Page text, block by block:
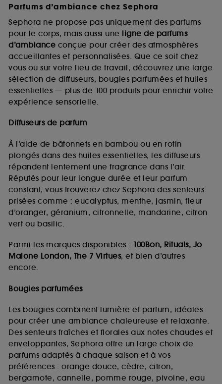
Parfums d’ambiance chez Sephora
Sephora ne propose pas uniquement des parfums
pour le corps, mais aussi une ligne de parfums
d’ambiance conçue pour créer des atmosphères
accueillantes et personnalisées. Que ce soit chez
vous ou sur votre lieu de travail, découvrez une large
sélection de diffuseurs, bougies parfumées et huiles
essentielles — plus de 100 produits pour enrichir votre
expérience sensorielle.
Diffuseurs de parfum
À l’aide de bâtonnets en bambou ou en rotin
plongés dans des huiles essentielles, les diffuseurs
répandent lentement une fragrance dans l’air.
Réputés pour leur longue durée et leur parfum
constant, vous trouverez chez Sephora des senteurs
prisées comme : eucalyptus, menthe, jasmin, fleur
d’oranger, géranium, citronnelle, mandarine, citron
vert ou basilic.
Parmi les marques disponibles : 100Bon, Rituals, Jo
Malone London, The 7 Virtues, et bien d’autres
encore.
Bougies parfumées
Les bougies combinent lumière et parfum, idéales
pour créer une ambiance chaleureuse et relaxante.
Des senteurs fraîches et florales aux notes chaudes et
enveloppantes, Sephora offre un large choix de
parfums adaptés à chaque saison et à vos
préférences : orange douce, cèdre, citron,
bergamote, cannelle, pomme rouge, pivoine, eau